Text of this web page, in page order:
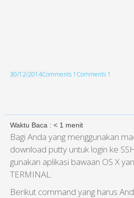
30/12/2014Comments 1 Comments 1
Waktu Baca : < 1 menit
Bagi Anda yang menggunakan
download putty untuk login ke
gunakan aplikasi bawaan OS X
TERMINAL.
Berikut command yang harus